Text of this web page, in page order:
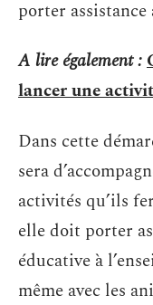
porter
A lire également :
lancer une
Dans cette
sera
activités qu’ils
elle doit porter
éducative à
même avec les